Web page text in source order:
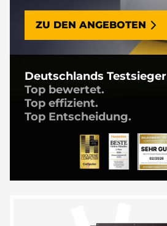
ZU DEN ANGEBOTEN
Deutschlands Testsieger
Top bewertet.
Top effizient.
Top Entscheidung.